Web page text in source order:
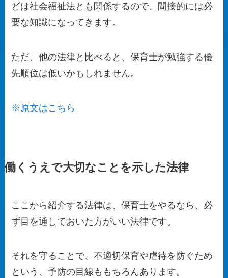
どは社会福祉法とも関係するので、間接的には必
要な知識になってきます。
ただ、他の法律と比べると、保育士が勉強する優
先順位は低いかも しれません。
※原文はこちら
働くうえで大切なことを示した法律
ここから紹介する法律は、保育士をやるなら、必
ず目を通しておいた方がいい法律です。
それを守ることで、不適切保育や虐待を防ぐため
という、予防の目線ももちろんあります。